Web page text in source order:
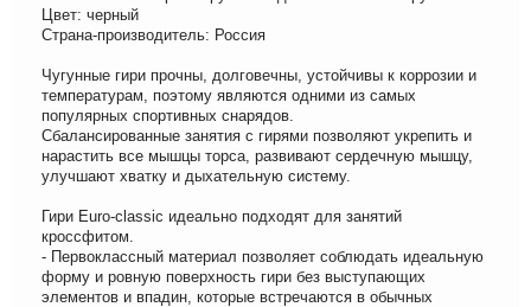
Цвет: черный
Страна-производитель: Россия
Чугунные гири прочны, долговечны, устойчивы к коррозии и
температурам, поэтому являются одними из самых
популярных спортивных снарядов.
Сбалансированные занятия с гирями позволяют укрепить и
нарастить все мышцы торса, развивают сердечную мышцу,
улучшают хватку и дыхательную систему.
Гири Euro-classic идеально подходят для занятий
кроссфитом.
- Первоклассный материал позволяет соблюдать идеальную
форму и ровную поверхность гири без выступающих
элементов и впадин, которые встречаются в обычных